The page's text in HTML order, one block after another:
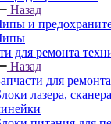
Назад
и
для ремонта
Назад
для
лазера,